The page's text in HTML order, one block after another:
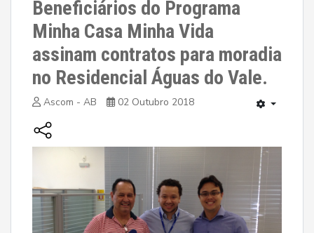
Beneficiários do Programa
Minha Casa Minha Vida
assinam contratos para moradia
no Residencial Águas do Vale.
Ascom - AB 02 Outubro 2018